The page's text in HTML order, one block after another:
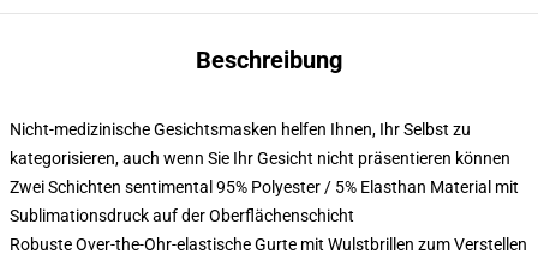
Beschreibung
Nicht-medizinische Gesichtsmasken helfen Ihnen, Ihr Selbst zu
kategorisieren, auch wenn Sie Ihr Gesicht nicht präsentieren können
Zwei Schichten sentimental 95% Polyester / 5% Elasthan Material mit
Sublimationsdruck auf der Oberflächenschicht
Robuste Over-the-Ohr-elastische Gurte mit Wulstbrillen zum Verstellen